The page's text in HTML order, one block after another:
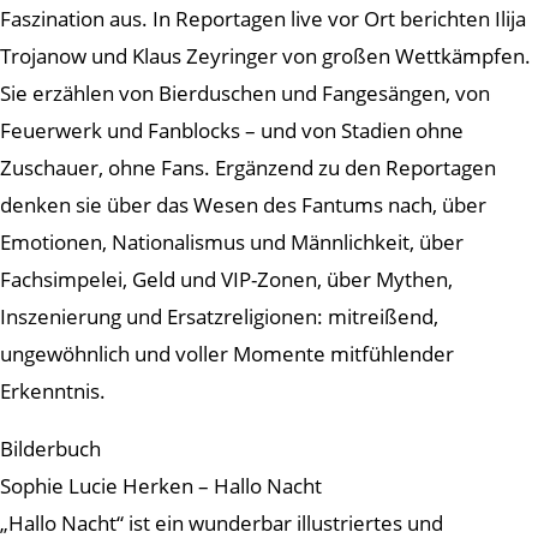
Faszination aus. In Reportagen live vor Ort berichten Ilija
Trojanow und Klaus Zeyringer von großen Wettkämpfen.
Sie erzählen von Bierduschen und Fangesängen, von
Feuerwerk und Fanblocks – und von Stadien ohne
Zuschauer, ohne Fans. Ergänzend zu den Reportagen
denken sie über das Wesen des Fantums nach, über
Emotionen, Nationalismus und Männlichkeit, über
Fachsimpelei, Geld und VIP-Zonen, über Mythen,
Inszenierung und Ersatzreligionen: mitreißend,
ungewöhnlich und voller Momente mitfühlender
Erkenntnis.
Bilderbuch
Sophie Lucie Herken – Hallo Nacht
„Hallo Nacht“ ist ein wunderbar illustriertes und